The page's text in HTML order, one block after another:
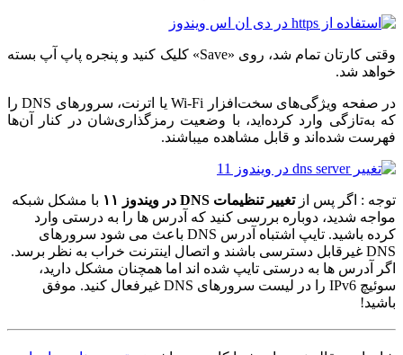
وقتی کارتان تمام شد، روی «Save» کلیک کنید و پنجره پاپ آپ بسته
خواهد شد.
در صفحه ویژگی‌های سخت‌افزار Wi-Fi یا اترنت، سرورهای DNS را
که به‌تازگی وارد کرده‌اید، با وضعیت رمزگذاری‌شان در کنار آن‌ها
فهرست شده‌اند و قابل مشاهده میباشند.
توجه : اگر پس ازتغییر تنظیمات DNS در ویندوز ۱۱
با مشکل شبکه
مواجه شدید، دوباره بررسی کنید که آدرس ها را به درستی وارد
کرده باشید. تایپ اشتباه آدرس DNS باعث می شود سرورهای
DNS غیرقابل دسترسی باشند و اتصال اینترنت خراب به نظر برسد.
اگر آدرس ها به درستی تایپ شده اند اما همچنان مشکل دارید،
سوئیچ IPv6 را در لیست سرورهای DNS غیرفعال کنید. موفق
باشید!